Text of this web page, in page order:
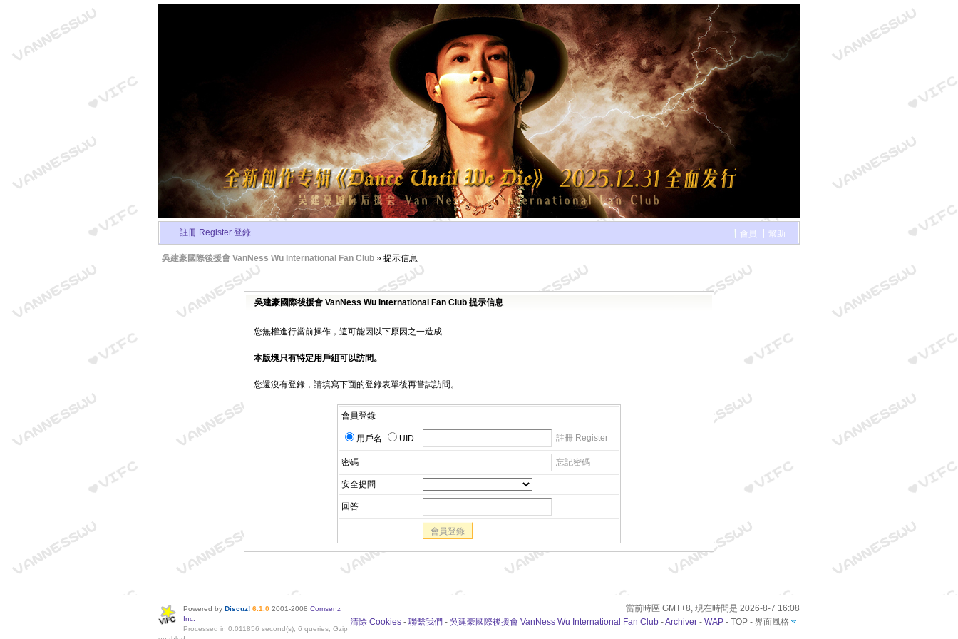
註冊 Register 登錄 會員 幫助
吳建豪國際後援會 VanNess Wu International Fan Club » 提示信息
吳建豪國際後援會 VanNess Wu International Fan Club 提示信息
您無權進行當前操作，這可能因以下原因之一造成
本版塊只有特定用戶組可以訪問。
您還沒有登錄，請填寫下面的登錄表單後再嘗試訪問。
會員登錄
用戶名 UID 註冊 Register
密碼 忘記密碼
安全提問
回答
會員登錄
當前時區 GMT+8, 現在時間是 2026-8-7 16:08
清除 Cookies - 聯繫我們 - 吳建豪國際後援會 VanNess Wu International Fan Club -Archiver - WAP - TOP - 界面風格
Powered by Discuz! 6.1.0 2001-2008 Comsenz
Inc.
Processed in 0.011856 second(s), 6 queries, Gzip